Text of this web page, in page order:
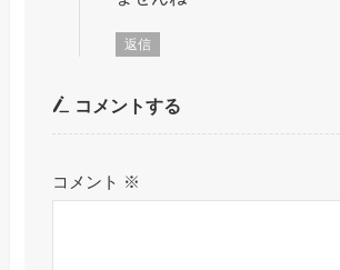
返信
コメントする
コメント ※